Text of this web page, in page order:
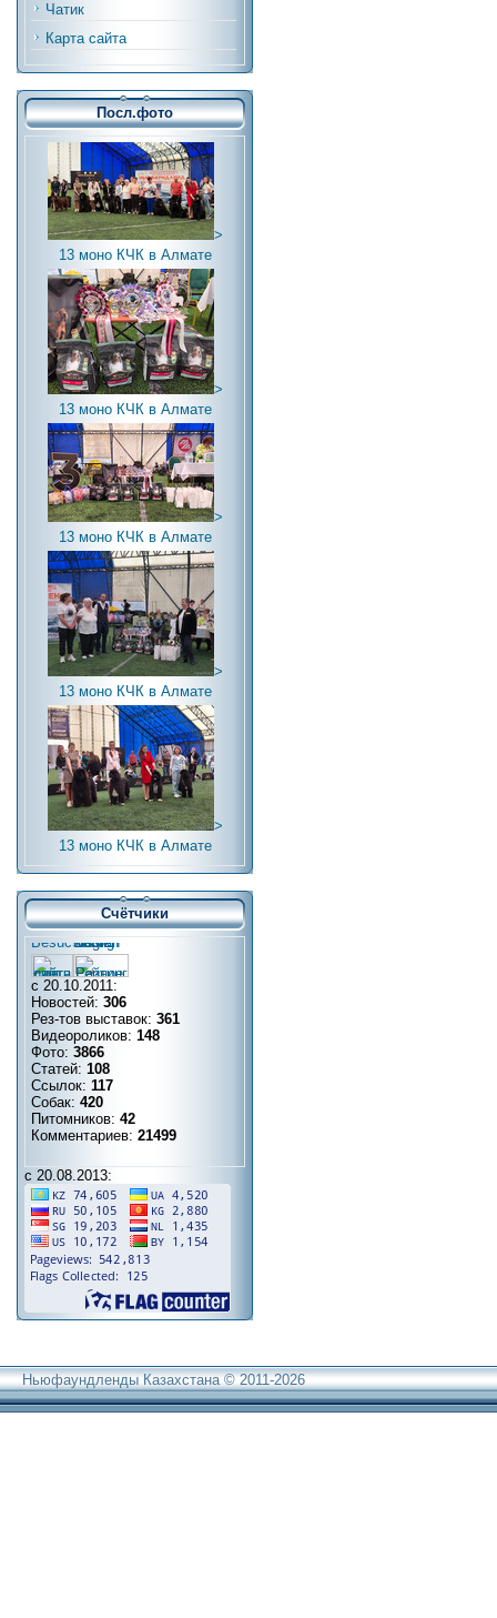
Чатик
Карта сайта
Посл.фото
>
13 моно КЧК в Алмате
>
13 моно КЧК в Алмате
>
13 моно КЧК в Алмате
>
13 моно КЧК в Алмате
>
13 моно КЧК в Алмате
Счётчики
с 20.10.2011:
Новостей: 306
Рез-тов выставок: 361
Видеороликов: 148
Фото: 3866
Статей: 108
Ссылок: 117
Собак: 420
Питомников: 42
Комментариев: 21499
с 20.08.2013:
Ньюфаундленды Казахстана © 2011-2026